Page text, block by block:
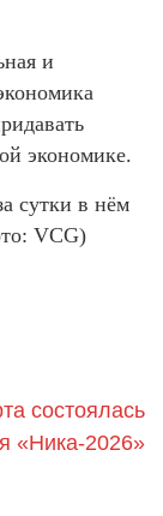
и
экономике.
сутки в нём
VCG)
состоялась
«Ника-2026»